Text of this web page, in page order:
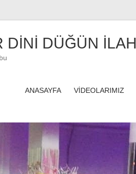
DİNİ DÜĞÜN
ANASAYFA VİDEOLARIMIZ